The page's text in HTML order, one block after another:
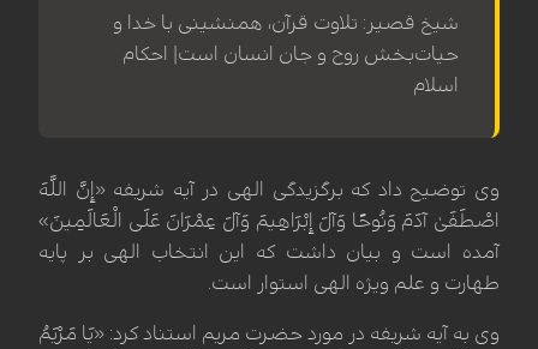
شیخ قصیر: تلاوت قرآن، همنشینی با خدا و
حیات‌بخش روح و جان انسان است| احکام
اسلام
وی توضیح داد که برگزیدگی الهی در آیه شریفه «إِنَّ اللَّهَ
اصْطَفَىٰ آدَمَ وَنُوحًا وَآلَ إِبْرَاهِيمَ وَآلَ عِمْرَانَ عَلَى الْعَالَمِينَ»
آمده است و بیان داشت که این انتخاب الهی بر پایه
طهارت و علم ویژه الهی استوار است.
وی به آیه شریفه در مورد حضرت مریم استناد کرد: «يَا مَرْيَمُ